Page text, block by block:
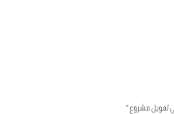
للمساهمة في تمويل مشروع "